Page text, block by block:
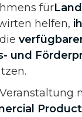
für
helfen,
und